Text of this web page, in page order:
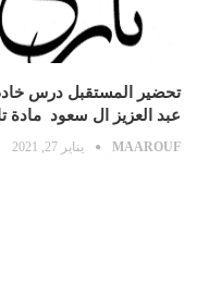
تحضير المستقبل درس
عبد العزيز ال سعود مادة
MAAROUF يناير 27, 2021